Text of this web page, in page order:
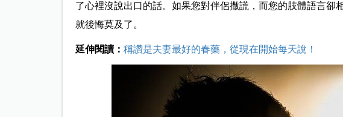
了心裡沒說出口的話。如果您對伴侶撒謊，而您的肢體語言卻
就後悔莫及了。
延伸閱讀： 稱讚是夫妻最好的春藥，從現在開始每天說！